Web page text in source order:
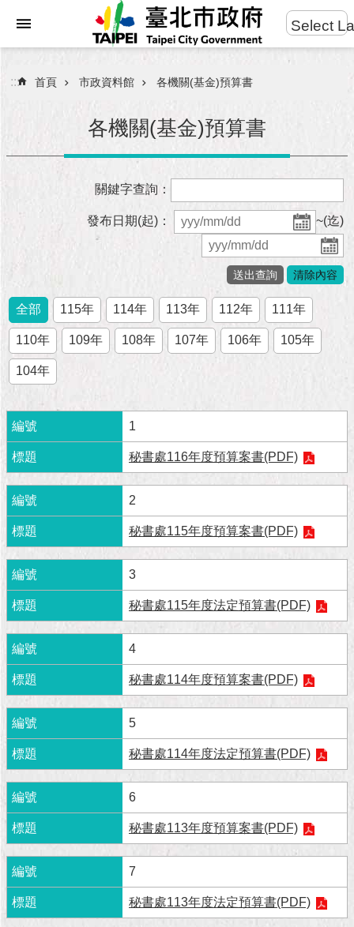
進
搜
市
團
隊
市
政
公
施
政
景
及
成
果
市
政
資
料
館
發
現
臺
活
動
題
民
Select
::: 首頁 市政資料館 各機關(基金)預算書
各機關(基金)預算書
關鍵字查詢：
發布日期(起)： ~(迄)
全部 115年 114年 113年 112年 111年
110年 109年 108年 107年 106年 105年
104年
1
秘書處116年度預算案書(PDF)
2
秘書處115年度預算案書(PDF)
3
秘書處115年度法定預算書(PDF)
4
秘書處114年度預算案書(PDF)
5
秘書處114年度法定預算書(PDF)
6
秘書處113年度預算案書(PDF)
7
秘書處113年度法定預算書(PDF)